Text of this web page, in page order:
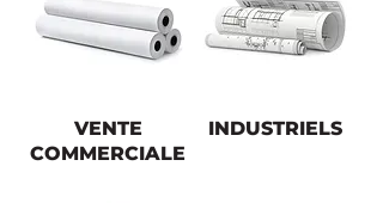
VENTE
COMMERCIALE
INDUSTRIELS